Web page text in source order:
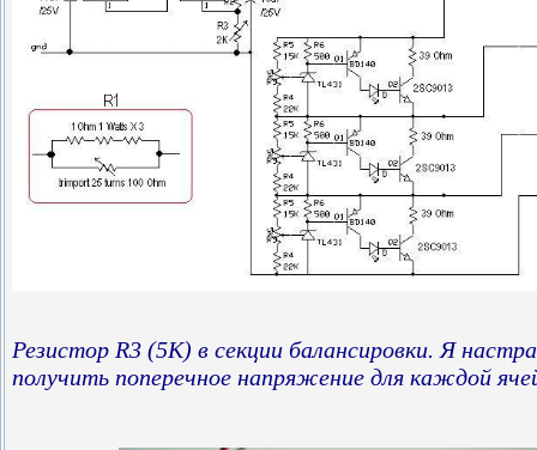
Резистор R3 (5K) в секции балансировки. Я
получить поперечное напряжение для каждой